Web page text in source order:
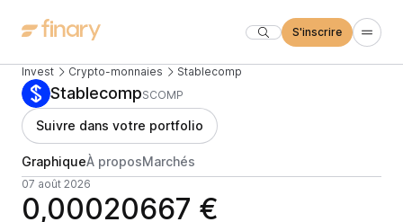
S'inscrire
Invest Crypto-monnaies Stablecomp
StablecompSCOMP
Suivre dans votre portfolio
GraphiqueÀ proposMarchés
07 août 2026
0,00020667 €